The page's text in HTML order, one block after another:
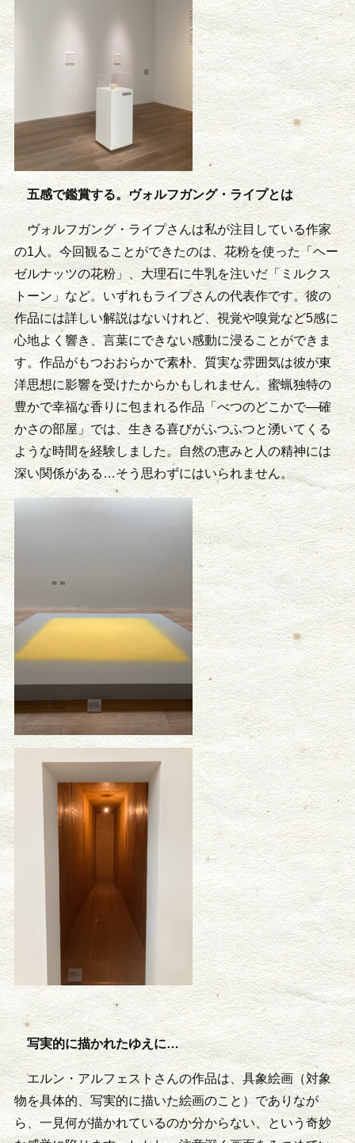
五感で鑑賞する。ヴォルフガング・ライプとは
ヴォルフガング・ライプさんは私が注目している作家
の1人。今回観ることができたのは、花粉を使った「ヘー
ゼルナッツの花粉」、大理石に牛乳を注いだ「ミルクス
トーン」など。いずれもライプさんの代表作です。彼の
作品には詳しい解説はないけれど、視覚や嗅覚など5感に
心地よく響き、言葉にできない感動に浸ることができま
す。作品がもつおおらかで素朴、質実な雰囲気は彼が東
洋思想に影響を受けたからかもしれません。蜜蝋独特の
豊かで幸福な香りに包まれる作品「べつのどこかで—確
かさの部屋」では、生きる喜びがふつふつと湧いてくる
ような時間を経験しました。自然の恵みと人の精神には
深い関係がある…そう思わずにはいられません。
写実的に描かれたゆえに…
エルン・アルフェストさんの作品は、具象絵画（対象
物を具体的、写実的に描いた絵画のこと）でありなが
ら、一見何が描かれているのか分からない、という奇妙